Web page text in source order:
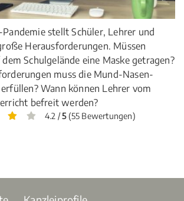
Pandemie stellt Schüler, Lehrer und
Herausforderungen. Müssen
Schulgelände eine Maske getragen?
muss die Mund-Nasen-
Wann können Lehrer vom
befreit werden?
4.2 /5(55 Bewertungen)